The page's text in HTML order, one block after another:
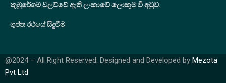
කුඹුරේගම වලව්වේ ඇති ලංකාවේ ලොකුම වී අටුව.
ගුප්ත රථයේ සිදුවීම
@2024 – All Right Reserved. Designed and Developed by Mezota
Pvt Ltd